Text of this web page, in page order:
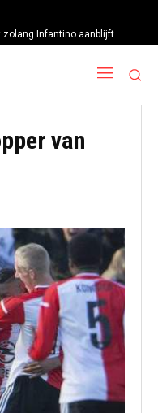
zolang Infantino aanblijft
van